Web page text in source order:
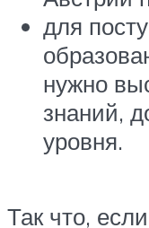
для
нужно
знаний,
уровня.
Так что,